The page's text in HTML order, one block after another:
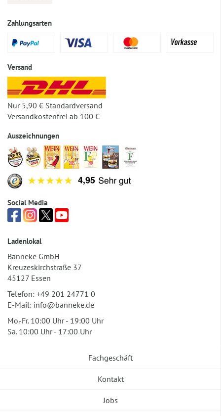
Zahlungsarten
Versand
Nur 5,90 € Standardversand
Versandkostenfrei ab 100 €
Auszeichnungen
Social Media
Ladenlokal
Banneke GmbH
Kreuzeskirchstraße 37
45127 Essen
Telefon: +49 201 24771 0
E-Mail: info@banneke.de
Mo.-Fr. 10:00 Uhr - 19:00 Uhr
Sa. 10:00 Uhr - 17:00 Uhr
Fachgeschäft
Kontakt
Jobs